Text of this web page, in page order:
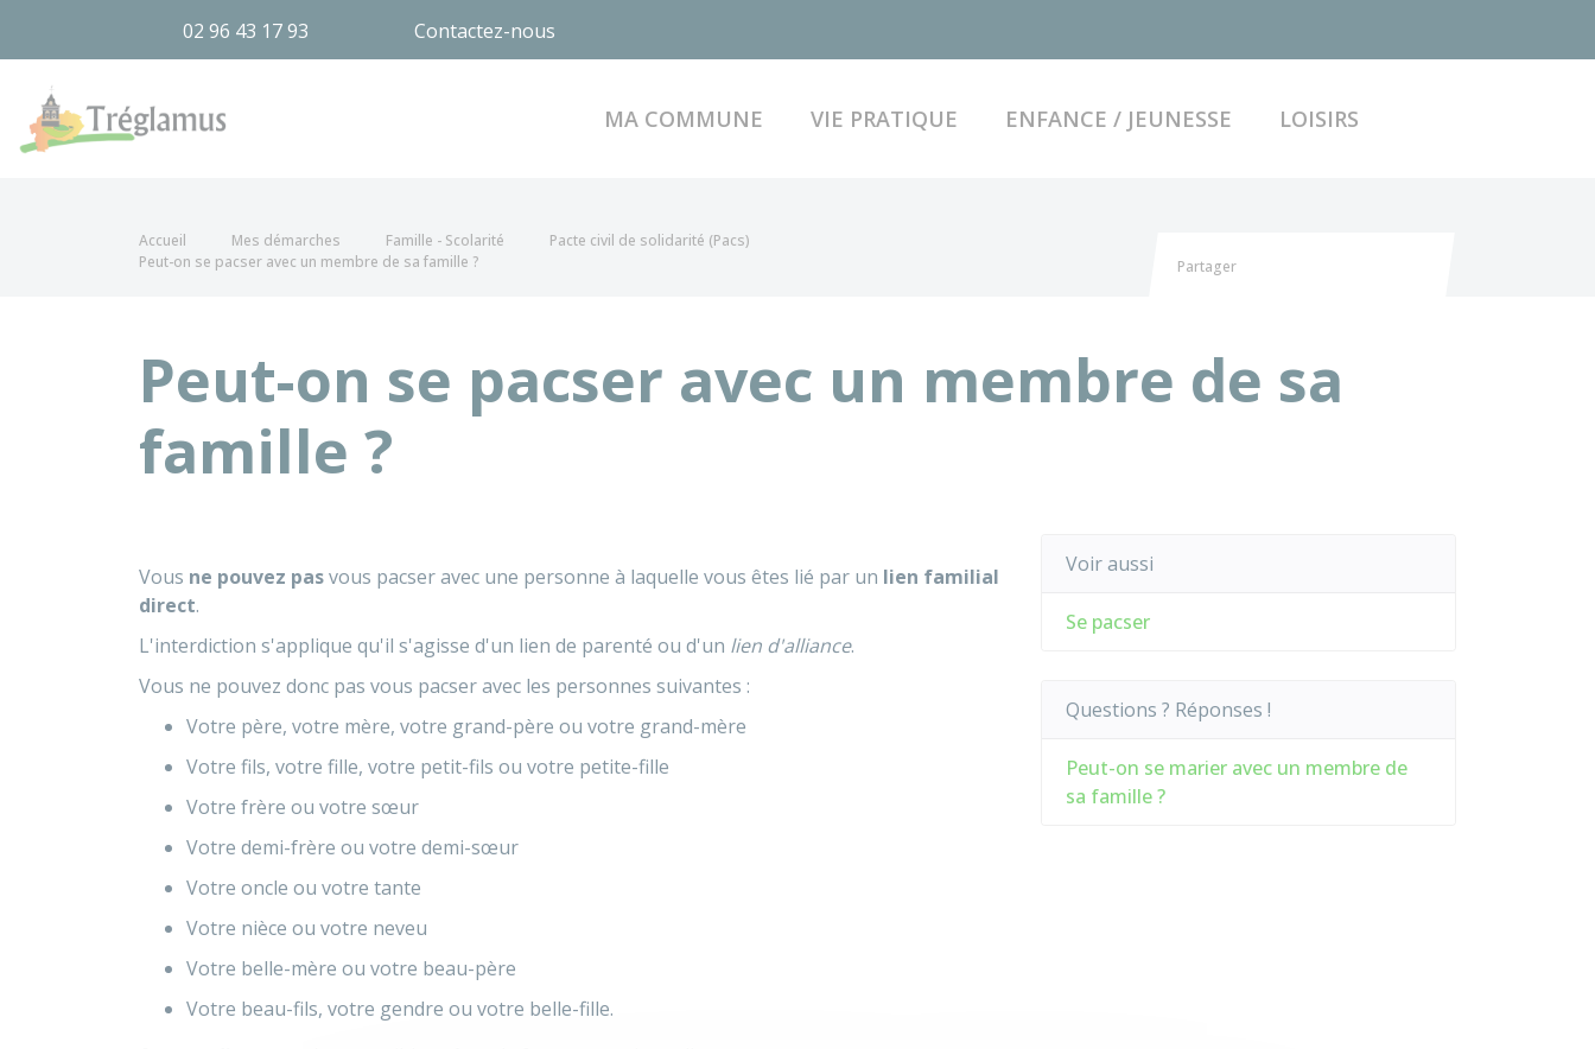
02 96 43 17 93 Contactez-nous
MA COMMUNE VIE PRATIQUE ENFANCE / JEUNESSE LOISIRS
Accueil Mes démarches Famille - Scolarité
Pacte civil de solidarité (Pacs)
Peut-on se pacser avec un membre de sa famille ?
Partager
Peut-on se pacser avec un membre de sa
famille ?
Vous ne pouvez pasvous pacser avec une personne à laquelle vous êtes lié par un lien familial
direct.
L'interdiction s'applique qu'il s'agisse d'un lien de parenté ou d'un lien d'alliance.
Vous ne pouvez donc pas vous pacser avec les personnes suivantes :
Votre père, votre mère, votre grand-père ou votre grand-mère
Votre fils, votre fille, votre petit-fils ou votre petite-fille
Votre frère ou votre sœur
Votre demi-frère ou votre demi-sœur
Votre oncle ou votre tante
Votre nièce ou votre neveu
Votre belle-mère ou votre beau-père
Votre beau-fils, votre gendre ou votre belle-fille.
Voir aussi
Se pacser
Questions ? Réponses !
Peut-on se marier avec un membre de
sa famille ?